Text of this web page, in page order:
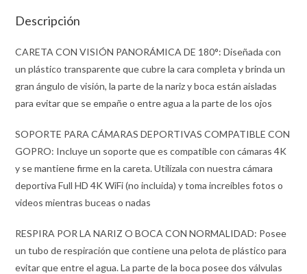
Descripción
CARETA CON VISIÓN PANORÁMICA DE 180°: Diseñada con
un plástico transparente que cubre la cara completa y brinda un
gran ángulo de visión, la parte de la nariz y boca están aisladas
para evitar que se empañe o entre agua a la parte de los ojos
SOPORTE PARA CÁMARAS DEPORTIVAS COMPATIBLE CON
GOPRO: Incluye un soporte que es compatible con cámaras 4K
y se mantiene firme en la careta. Utilízala con nuestra cámara
deportiva Full HD 4K WiFi (no incluida) y toma increíbles fotos o
videos mientras buceas o nadas
RESPIRA POR LA NARIZ O BOCA CON NORMALIDAD: Posee
un tubo de respiración que contiene una pelota de plástico para
evitar que entre el agua. La parte de la boca posee dos válvulas